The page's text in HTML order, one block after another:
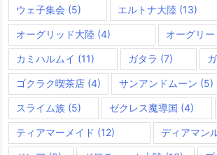
ウェ子集会 (5) エルトナ大陸 (13)
オーグリッド大陸 (4) オーグリ
カミハルムイ (11) ガタラ (7)
ゴクラク喫茶店 (4) サンアンドムーン (5)
スライム族 (5) ゼクレス魔導国 (4)
ティアマーメイド (12) ディアマン